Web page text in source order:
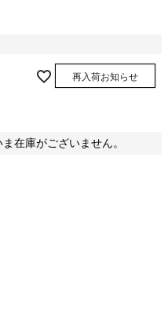
再入荷お知らせ
在庫がございません。